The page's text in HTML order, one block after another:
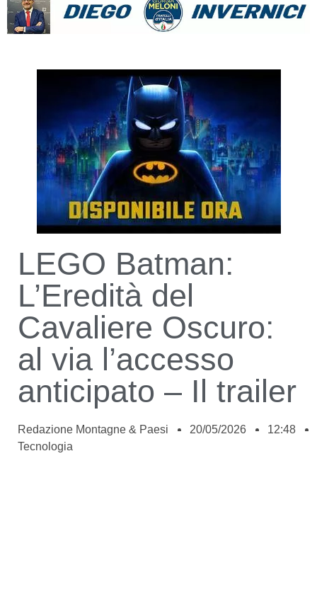
LEGO Batman:
L’Eredità del
Cavaliere Oscuro:
al via l’accesso
anticipato – Il trailer
Redazione Montagne & Paesi 20/05/2026
12:48
Tecnologia